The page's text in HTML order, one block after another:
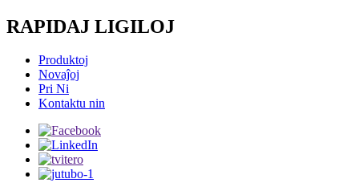
RAPIDAJ LIGILOJ
Produktoj
Novaĵoj
Pri Ni
Kontaktu nin